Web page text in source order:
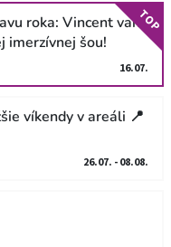
roka: Vincent van
imerzívnej šou!
16.07.
TOP
víkendy v areáli 📍
26.07. - 08.08.